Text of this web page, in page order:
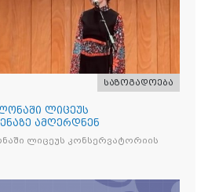
საზოგადოება
ლიცეუს
ამღერდნენ
ლიცეუს კონსერვატორიის